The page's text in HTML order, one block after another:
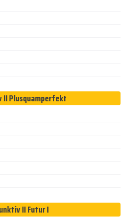
II Plusquamperfekt
II Futur I